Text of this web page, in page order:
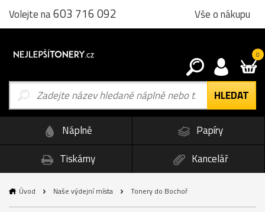
Volejte na603 716 092 Vše o nákupu
0
Náplně
Papíry
Tiskárny
Kancelář
Úvod Naše výdejní místa Tonery do Bochoř